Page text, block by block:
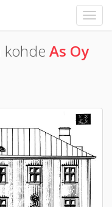
kohde As Oy